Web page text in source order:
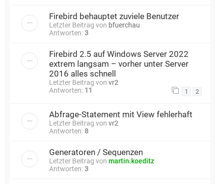
Firebird behauptet zuviele Benutzer
Letzter Beitrag von bfuerchau
Antworten:3
Firebird 2.5 auf Windows Server 2022
extrem langsam – vorher unter Server
2016 alles schnell
Letzter Beitrag von vr2
Antworten: 11 1 2
Abfrage-Statement mit View fehlerhaft
Letzter Beitrag von vr2
Antworten: 8
Generatoren / Sequenzen
Letzter Beitrag von martin.koeditz
Antworten:3